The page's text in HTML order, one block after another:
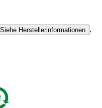
Siehe Herstellerinformationen .